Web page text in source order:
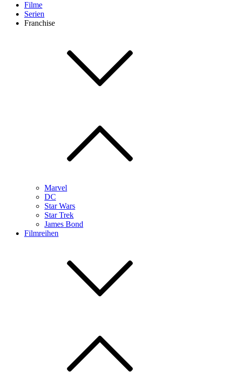
Filme
Serien
Franchise
Marvel
DC
Star Wars
Star Trek
James Bond
Filmreihen